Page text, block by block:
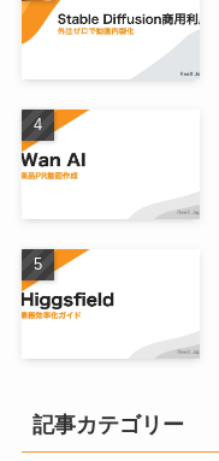
記事カテゴリー